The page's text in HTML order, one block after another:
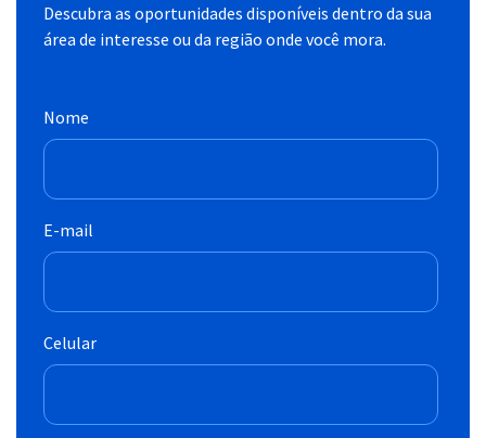
Descubra as oportunidades disponíveis dentro da sua
área de interesse ou da região onde você mora.
Nome
E-mail
Celular